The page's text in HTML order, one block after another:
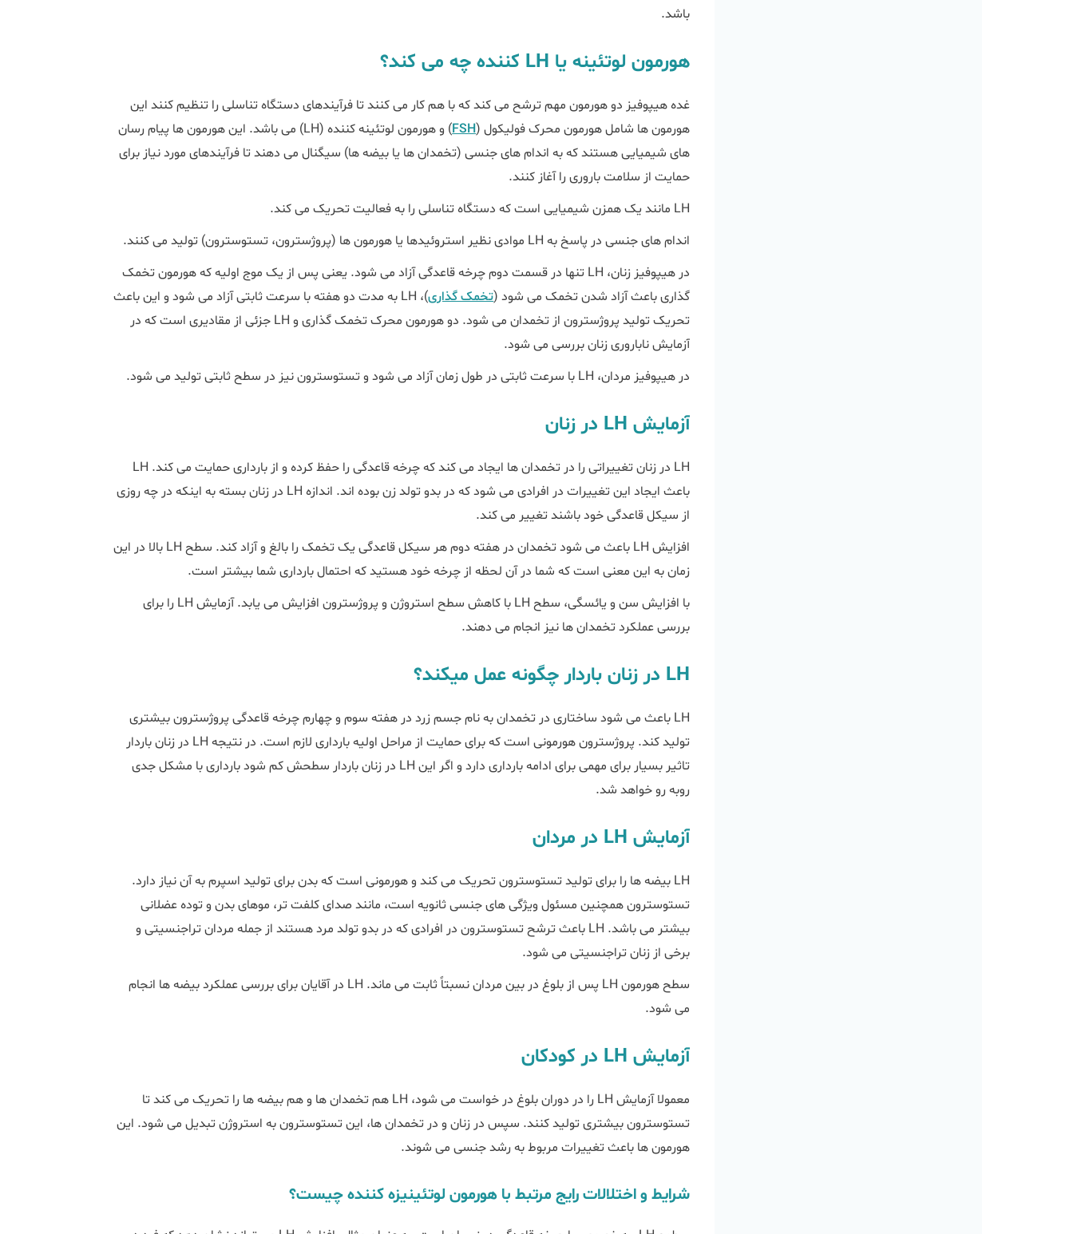
باشد.
هورمون لوتئینه یا LH کننده چه می کند؟
غده هیپوفیز دو هورمون مهم ترشح می کند که با هم کار می کنند تا فرآیندهای دستگاه تناسلی را تنظیم کنند این
هورمون ها شامل هورمون محرک فولیکول (FSH
) و هورمون لوتئینه کننده (LH) می باشد. این هورمون ها پیام رسان
های شیمیایی هستند که به اندام های جنسی (تخمدان ها یا بیضه ها) سیگنال می دهند تا فرآیندهای مورد نیاز برای
حمایت از سلامت باروری را آغاز کنند.
LH مانند یک همزن شیمیایی است که دستگاه تناسلی را به فعالیت تحریک می کند.
اندام های جنسی در پاسخ به LH موادی نظیر استروئیدها یا هورمون ها (پروژسترون، تستوسترون) تولید می کنند.
در هیپوفیز زنان، LH تنها در قسمت دوم چرخه قاعدگی آزاد می شود. یعنی پس از یک موج اولیه که هورمون تخمک
گذاری باعث آزاد شدن تخمک می شود (تخمک گذاری
)، LH به مدت دو هفته با سرعت ثابتی آزاد می شود و این باعث
تحریک تولید پروژسترون از تخمدان می شود. دو هورمون محرک تخمک گذاری و LH جزئی از مقادیری است که در
آزمایش ناباروری زنان بررسی می شود.
در هیپوفیز مردان، LH با سرعت ثابتی در طول زمان آزاد می شود و تستوسترون نیز در سطح ثابتی تولید می شود.
آزمایش LH در زنان
LH در زنان تغییراتی را در تخمدان ها ایجاد می کند که چرخه قاعدگی را حفظ کرده و از بارداری حمایت می کند. LH
باعث ایجاد این تغییرات در افرادی می شود که در بدو تولد زن بوده اند. اندازه LH در زنان بسته به اینکه در چه روزی
از سیکل قاعدگی خود باشند تغییر می کند.
افزایش LH باعث می شود تخمدان در هفته دوم هر سیکل قاعدگی یک تخمک را بالغ و آزاد کند. سطح LH بالا در این
زمان به این معنی است که شما در آن لحظه از چرخه خود هستید که احتمال بارداری شما بیشتر است.
با افزایش سن و یائسگی، سطح LH با کاهش سطح استروژن و پروژسترون افزایش می یابد. آزمایش LH را برای
بررسی عملکرد تخمدان ها نیز انجام می دهند.
LH در زنان باردار چگونه عمل میکند؟
LH باعث می شود ساختاری در تخمدان به نام جسم زرد در هفته سوم و چهارم چرخه قاعدگی پروژسترون بیشتری
تولید کند. پروژسترون هورمونی است که برای حمایت از مراحل اولیه بارداری لازم است. در نتیجه LH در زنان باردار
تاثیر بسیار برای مهمی برای ادامه بارداری دارد و اگر این LH در زنان باردار سطحش کم شود بارداری با مشکل جدی
روبه رو خواهد شد.
آزمایش LH در مردان
LH بیضه ها را برای تولید تستوسترون تحریک می کند و هورمونی است که بدن برای تولید اسپرم به آن نیاز دارد.
تستوسترون همچنین مسئول ویژگی های جنسی ثانویه است، مانند صدای کلفت تر، موهای بدن و توده عضلانی
بیشتر می باشد. LH باعث ترشح تستوسترون در افرادی که در بدو تولد مرد هستند از جمله مردان تراجنسیتی و
برخی از زنان تراجنسیتی می شود.
سطح هورمون LH پس از بلوغ در بین مردان نسبتاً ثابت می ماند. LH در آقایان برای بررسی عملکرد بیضه ها انجام
می شود.
آزمایش LH در کودکان
معمولا آزمایش LH را در دوران بلوغ در خواست می شود، LH هم تخمدان ها و هم بیضه ها را تحریک می کند تا
تستوسترون بیشتری تولید کنند. سپس در زنان و در تخمدان ها، این تستوسترون به استروژن تبدیل می شود. این
هورمون ها باعث تغییرات مربوط به رشد جنسی می شوند.
شرایط و اختلالات رایج مرتبط با هورمون لوتئینیزه کننده چیست؟